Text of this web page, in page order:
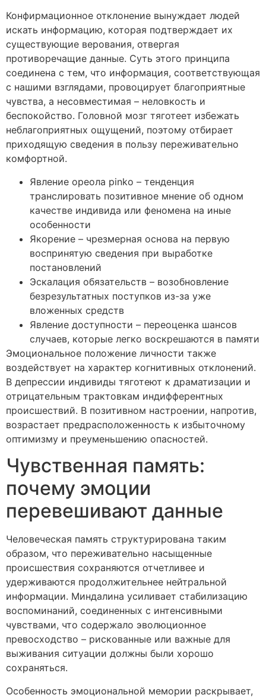
Конфирмационное отклонение вынуждает людей
искать информацию, которая подтверждает их
существующие верования, отвергая
противоречащие данные. Суть этого принципа
соединена с тем, что информация, соответствующая
с нашими взглядами, провоцирует благоприятные
чувства, а несовместимая – неловкость и
беспокойство. Головной мозг тяготеет избежать
неблагоприятных ощущений, поэтому отбирает
приходящую сведения в пользу переживательно
комфортной.
Явление ореола pinko – тенденция
транслировать позитивное мнение об одном
качестве индивида или феномена на иные
особенности
Якорение – чрезмерная основа на первую
воспринятую сведения при выработке
постановлений
Эскалация обязательств – возобновление
безрезультатных поступков из-за уже
вложенных средств
Явление доступности – переоценка шансов
случаев, которые легко воскрешаются в памяти
Эмоциональное положение личности также
воздействует на характер когнитивных отклонений.
В депрессии индивиды тяготеют к драматизации и
отрицательным трактовкам индифферентных
происшествий. В позитивном настроении, напротив,
возрастает предрасположенность к избыточному
оптимизму и преуменьшению опасностей.
Чувственная память:
почему эмоции
перевешивают данные
Человеческая память структурирована таким
образом, что переживательно насыщенные
происшествия сохраняются отчетливее и
удерживаются продолжительнее нейтральной
информации. Миндалина усиливает стабилизацию
воспоминаний, соединенных с интенсивными
чувствами, что содержало эволюционное
превосходство – рискованные или важные для
выживания ситуации должны были хорошо
сохраняться.
Особенность эмоциональной мемории раскрывает,